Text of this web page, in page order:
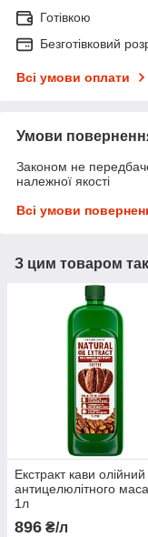
Готівкою
Безготівковий
Всі умови оплати
Умови
Законом не
належної якості
Всі умови
З цим товаром
Екстракт кави
антицелюлітного
1л
896 ₴/л